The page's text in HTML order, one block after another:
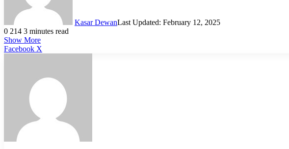
Kasar DewanLast Updated: February 12, 2025
0 214 3 minutes read
Show More
Facebook X